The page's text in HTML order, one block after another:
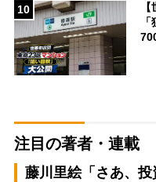
10
注目の著者・連載
藤川里絵「さあ、投